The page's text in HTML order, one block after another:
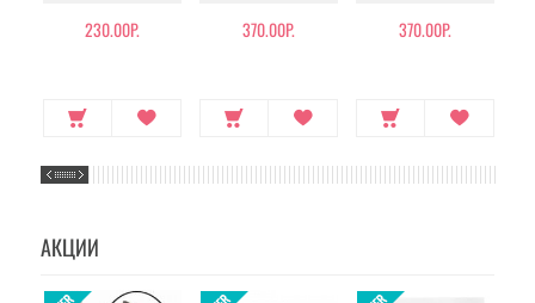
230.00Р. 370.00Р. 370.00Р.
АКЦИИ